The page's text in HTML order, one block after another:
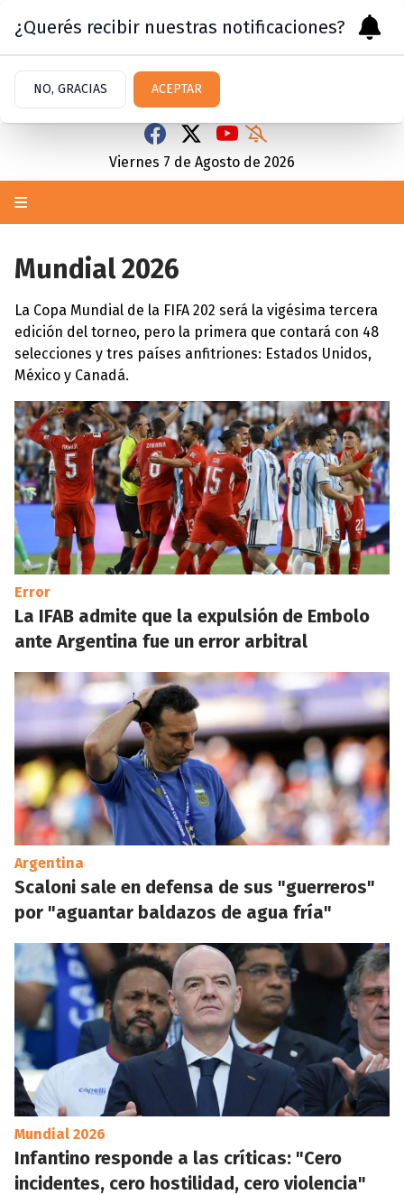
Viernes 7 de Agosto de 2026
Mundial 2026
La Copa Mundial de la FIFA 202 será la vigésima tercera
edición del torneo, pero la primera que contará con 48
selecciones y tres países anfitriones: Estados Unidos,
México y Canadá.
Error
La IFAB admite que la expulsión de Embolo
ante Argentina fue un error arbitral
Argentina
Scaloni sale en defensa de sus "guerreros"
por "aguantar baldazos de agua fría"
Mundial 2026
Infantino responde a las críticas: "Cero
incidentes, cero hostilidad, cero violencia"
¿Querés recibir nuestras notificaciones?
NO, GRACIAS ACEPTAR